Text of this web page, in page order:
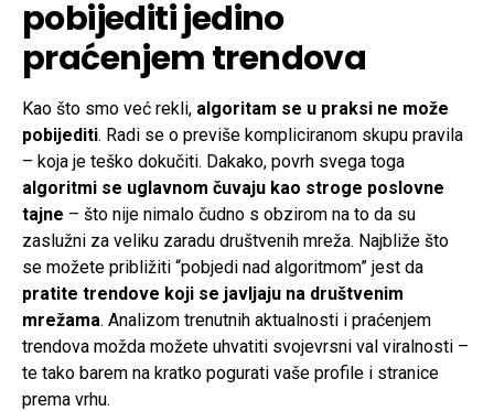
pobijediti jedino
praćenjem trendova
Kao što smo već rekli, algoritam se u praksi ne može
pobijediti. Radi se o previše kompliciranom skupu pravila
– koja je teško dokučiti. Dakako, povrh svega toga
algoritmi se uglavnom čuvaju kao stroge poslovne
tajne – što nije nimalo čudno s obzirom na to da su
zaslužni za veliku zaradu društvenih mreža. Najbliže što
se možete približiti “pobjedi nad algoritmom” jest da
pratite trendove koji se javljaju na društvenim
mrežama. Analizom trenutnih aktualnosti i praćenjem
trendova možda možete uhvatiti svojevrsni val viralnosti –
te tako barem na kratko pogurati vaše profile i stranice
prema vrhu.